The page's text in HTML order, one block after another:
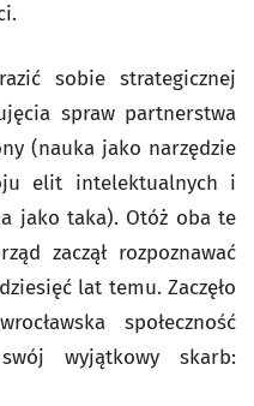
sobie strategicznej
spraw partnerstwa
(nauka jako narzędzie
elit intelektualnych i
jako taka). Otóż oba te
zaczął rozpoznawać
lat temu. Zaczęło
społeczność
wyjątkowy skarb: